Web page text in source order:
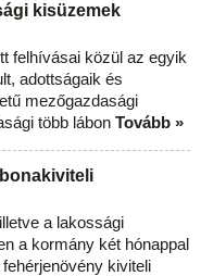
kisüzemek
felhívásai közül az egyik
adottságaik és
mezőgazdasági
több lábon Tovább »
a lakossági
a kormány két hónappal
kiviteli